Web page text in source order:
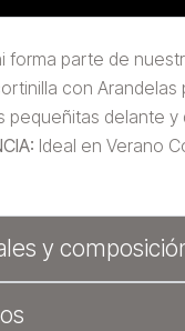
forma parte de
con
pequeñitas delante y
Ideal en Verano
y